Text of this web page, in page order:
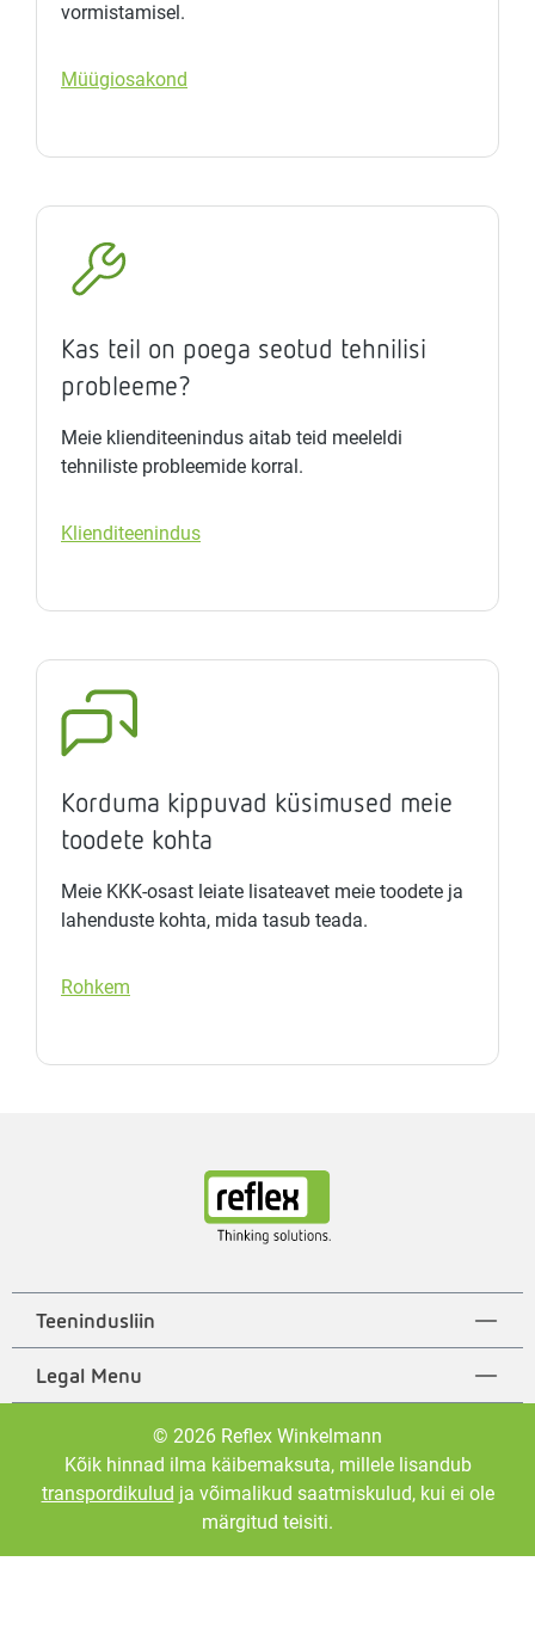
vormistamisel.
Müügiosakond
Kas teil on poega seotud tehnilisi
probleeme?
Meie klienditeenindus aitab teid meeleldi
tehniliste probleemide korral.
Klienditeenindus
Korduma kippuvad küsimused meie
toodete kohta
Meie KKK-osast leiate lisateavet meie toodete ja
lahenduste kohta, mida tasub teada.
Rohkem
Teenindusliin
Legal Menu
© 2026 Reflex Winkelmann
Kõik hinnad ilma käibemaksuta, millele lisandub
transpordikulud ja võimalikud saatmiskulud, kui ei ole
märgitud teisiti.